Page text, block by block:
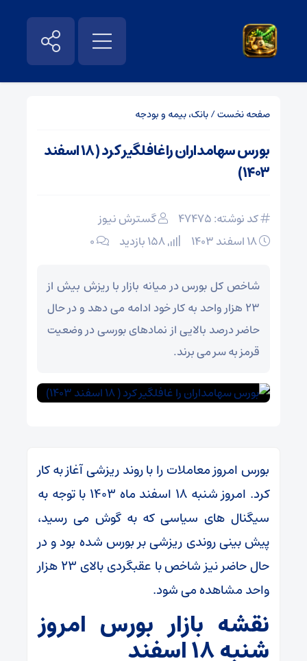
صفحه نخست/بانک، بیمه و بودجه
بورس سهامداران را غافلگیر کرد ( ۱۸ اسفند
۱۴۰۳)
کد نوشته: 47475
گسترش نیوز
۰
شاخص کل بورس در میانه بازار با ریزش بیش از
۲۳ هزار واحد به کار خود ادامه می دهد و در حال
حاضر درصد بالایی از نمادهای بورسی در وضعیت
قرمز به سر می برند.
بورس امروز معاملات را با روند ریزشی آغاز به کار
کرد. امروز شنبه ۱۸ اسفند ماه ۱۴۰۳ با توجه به
سیگنال های سیاسی که به گوش می رسید،
پیش بینی روندی ریزشی بر بورس شده بود و در
حال حاضر نیز شاخص با عقبگردی بالای ۲۳ هزار
واحد مشاهده می شود.
نقشه بازار بورس امروز
شنبه ۱۸ اسفند